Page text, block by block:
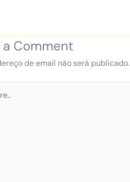
a Comment
de email não será publicado.